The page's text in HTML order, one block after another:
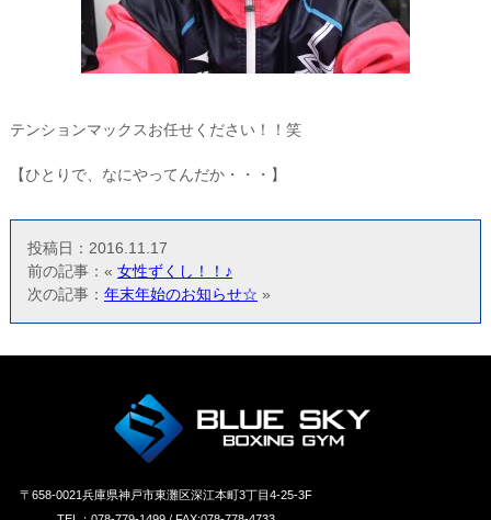
テンションマックスお任せください！！笑
【ひとりで、なにやってんだか・・・】
投稿日：2016.11.17
前の記事：« 女性ずくし！！♪
次の記事： 年末年始のお知らせ☆ »
〒658‐0021兵庫県神戸市東灘区深江本町3丁目4-25-3F